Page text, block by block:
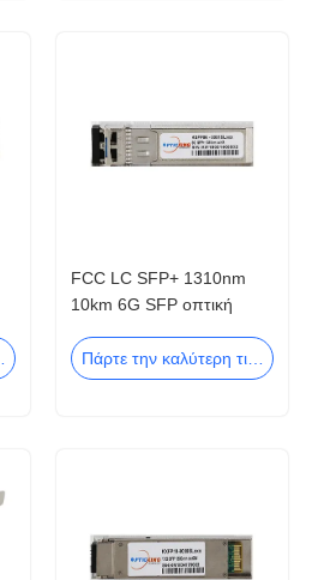
FCC LC SFP+ 1310nm
10km 6G SFP οπτική
Πάρτε την καλύτερη τιμή